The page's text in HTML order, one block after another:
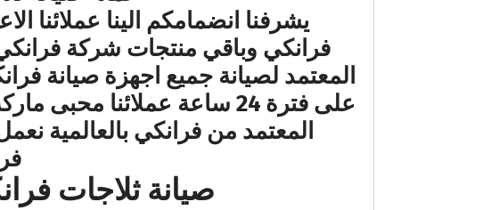
يشرفنا انضمامكم الينا عملائنا
فرانكي وباقي منتجات شركة
المعتمد لصيانة جميع اجهزة صيانة
على فترة 24 ساعة
المعتمد من فرانكي بالعالمية
صيانة ثلاجات فرانكي في مصر